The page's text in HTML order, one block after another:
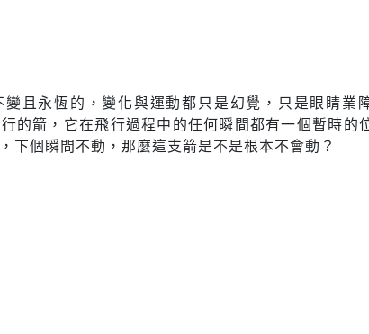
且永恆的，變化與運動都只是幻覺，只是眼睛業
的箭，它在飛行過程中的任何瞬間都有一個暫時的
下個瞬間不動，那麼這支箭是不是根本不會動？